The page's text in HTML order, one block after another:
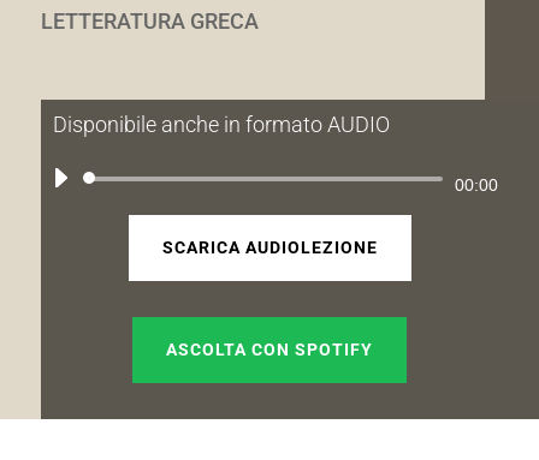
LETTERATURA GRECA
Disponibile anche in formato AUDIO
Audio
00:00
SCARICA AUDIOLEZIONE
ASCOLTA CON SPOTIFY